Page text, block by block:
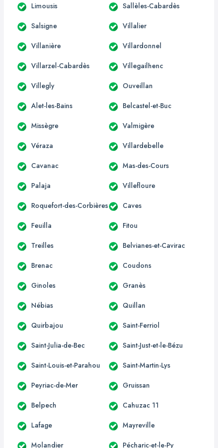
Limousis Sallèles-Cabardès
Salsigne Villalier
Villanière Villardonnel
Villarzel-Cabardès Villegailhenc
Villegly Ouveillan
Alet-les-Bains Belcastel-et-Buc
Missègre Valmigère
Véraza Villardebelle
Cavanac Mas-des-Cours
Palaja Villefloure
Roquefort-des-Corbières Caves
Feuilla Fitou
Treilles Belvianes-et-Cavirac
Brenac Coudons
Ginoles Granès
Nébias Quillan
Quirbajou Saint-Ferriol
Saint-Julia-de-Bec Saint-Just-et-le-Bézu
Saint-Louis-et-Parahou Saint-Martin-Lys
Peyriac-de-Mer Gruissan
Belpech Cahuzac 11
Lafage Mayreville
Molandier Pécharic-et-le-Py